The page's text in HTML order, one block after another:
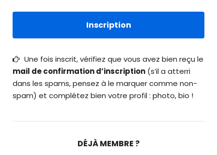
Une fois inscrit, vérifiez que vous avez bien reçu le
mail de confirmation d’inscription (s’il a atterri
dans les spams, pensez à le marquer comme non-
spam) et complétez bien votre profil : photo, bio !
DÉJÀ MEMBRE ?